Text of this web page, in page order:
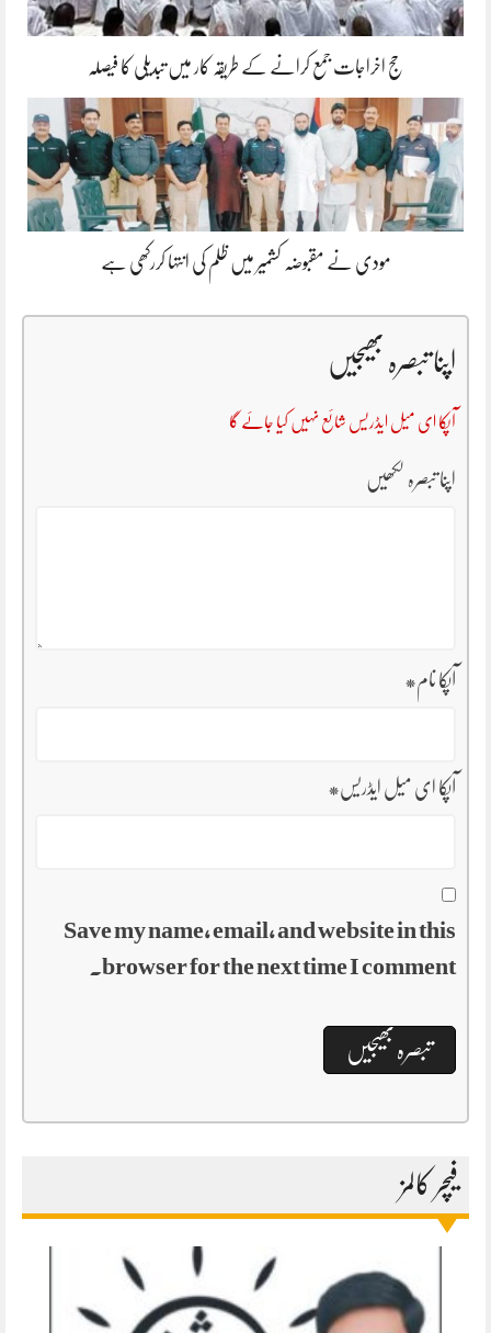
حج اخراجات جمع کرانے کے طریقہ کار میں تبدیلی کا فیصلہ
مودی نے مقبوضہ کشمیر میں ظلم کی انتہا کررکھی ہے
اپنا تبصرہ بھیجیں
آپکا ای میل ایڈریس شائع نہیں کیا جائے گا
اپنا تبصرہ لکھیں
آپکا نام*
آپکا ای میل ایڈریس*
Save my name, email, and website in this
browser for the next time I comment.
فیچر کالمز